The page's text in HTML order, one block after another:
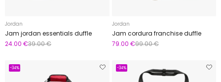
Jordan
Jam jordan essentials duffle
24.00 €39.00 €
Jordan
Jam cordura franchise duffle
79.00 €99.00 €
-34% -34%